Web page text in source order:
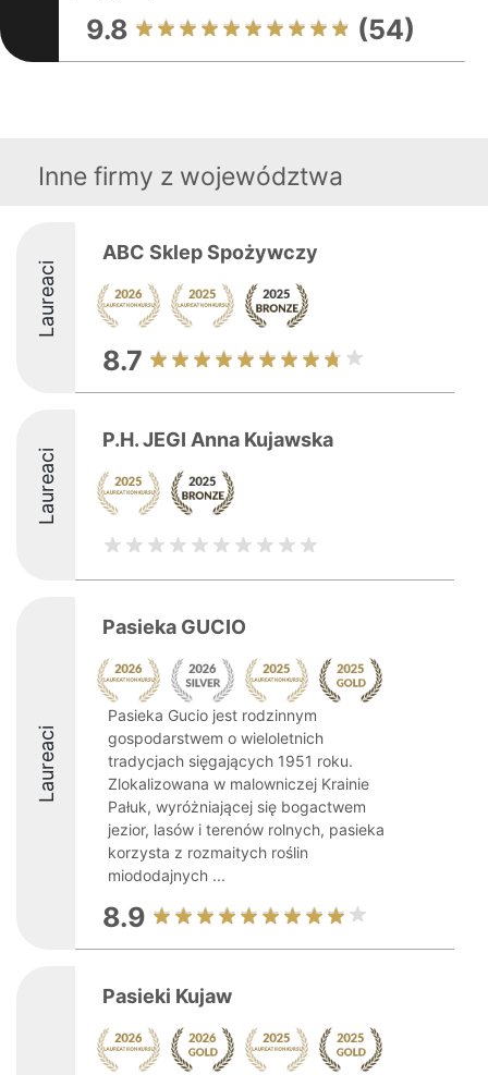
9.8 (54)
Inne firmy z województwa
Laureaci
ABC Sklep Spożywczy
8.7
Laureaci
P.H. JEGI Anna Kujawska
Laureaci
Pasieka GUCIO
Pasieka Gucio jest rodzinnym
gospodarstwem o wieloletnich
tradycjach sięgających 1951 roku.
Zlokalizowana w malowniczej Krainie
Pałuk, wyróżniającej się bogactwem
jezior, lasów i terenów rolnych, pasieka
korzysta z rozmaitych roślin
miododajnych ...
8.9
Pasieki Kujaw